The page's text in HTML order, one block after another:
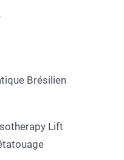
Brésilien
Lift